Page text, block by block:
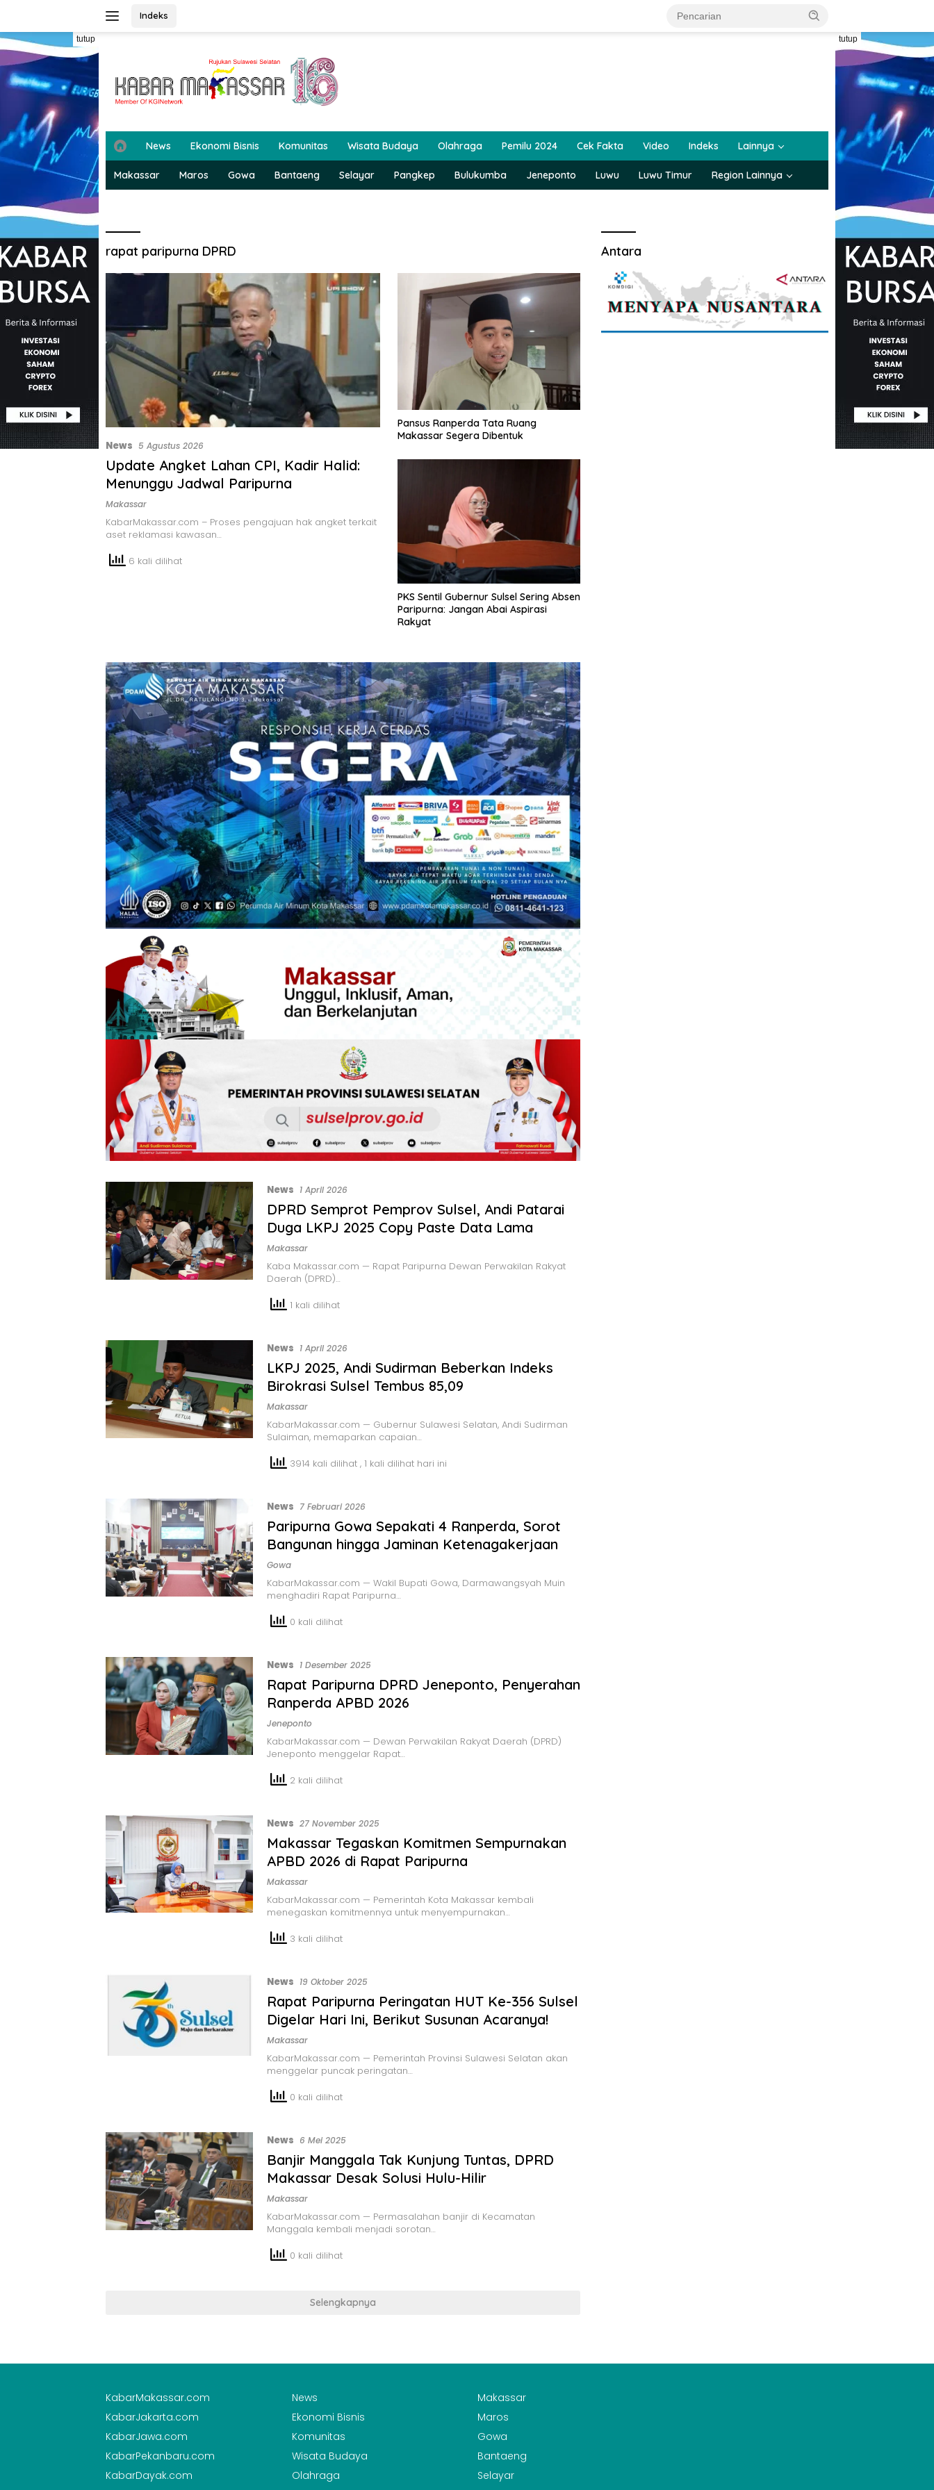
konten
Indeks
tutup tutup
H
o
m
e
News Ekonomi Bisnis Komunitas Wisata Budaya Olahraga Pemilu 2024 Cek Fakta Video Indeks Lainnya
Makassar Maros Gowa Bantaeng Selayar Pangkep Bulukumba Jeneponto Luwu Luwu Timur Region Lainnya
rapat paripurna DPRD
News 5 Agustus 2026
Update Angket Lahan CPI, Kadir Halid:
Menunggu Jadwal Paripurna
Makassar
KabarMakassar.com – Proses pengajuan hak angket terkait
aset reklamasi kawasan…
6 kali dilihat
Pansus Ranperda Tata Ruang
Makassar Segera Dibentuk
PKS Sentil Gubernur Sulsel Sering Absen
Paripurna: Jangan Abai Aspirasi
Rakyat
News 1 April 2026
DPRD Semprot Pemprov Sulsel, Andi Patarai
Duga LKPJ 2025 Copy Paste Data Lama
Makassar
Kaba Makassar.com — Rapat Paripurna Dewan Perwakilan Rakyat
Daerah (DPRD)…
1 kali dilihat
News 1 April 2026
LKPJ 2025, Andi Sudirman Beberkan Indeks
Birokrasi Sulsel Tembus 85,09
Makassar
KabarMakassar.com — Gubernur Sulawesi Selatan, Andi Sudirman
Sulaiman, memaparkan capaian…
3914 kali dilihat , 1 kali dilihat hari ini
News 7 Februari 2026
Paripurna Gowa Sepakati 4 Ranperda, Sorot
Bangunan hingga Jaminan Ketenagakerjaan
Gowa
KabarMakassar.com — Wakil Bupati Gowa, Darmawangsyah Muin
menghadiri Rapat Paripurna…
0 kali dilihat
News 1 Desember 2025
Rapat Paripurna DPRD Jeneponto, Penyerahan
Ranperda APBD 2026
Jeneponto
KabarMakassar.com — Dewan Perwakilan Rakyat Daerah (DPRD)
Jeneponto menggelar Rapat…
2 kali dilihat
News 27 November 2025
Makassar Tegaskan Komitmen Sempurnakan
APBD 2026 di Rapat Paripurna
Makassar
KabarMakassar.com — Pemerintah Kota Makassar kembali
menegaskan komitmennya untuk menyempurnakan…
3 kali dilihat
News 19 Oktober 2025
Rapat Paripurna Peringatan HUT Ke-356 Sulsel
Digelar Hari Ini, Berikut Susunan Acaranya!
Makassar
KabarMakassar.com — Pemerintah Provinsi Sulawesi Selatan akan
menggelar puncak peringatan…
0 kali dilihat
News 6 Mei 2025
Banjir Manggala Tak Kunjung Tuntas, DPRD
Makassar Desak Solusi Hulu-Hilir
Makassar
KabarMakassar.com — Permasalahan banjir di Kecamatan
Manggala kembali menjadi sorotan…
0 kali dilihat
Selengkapnya
Antara
KabarMakassar.com
KabarJakarta.com
KabarJawa.com
KabarPekanbaru.com
KabarDayak.com
News
Ekonomi Bisnis
Komunitas
Wisata Budaya
Olahraga
Makassar
Maros
Gowa
Bantaeng
Selayar